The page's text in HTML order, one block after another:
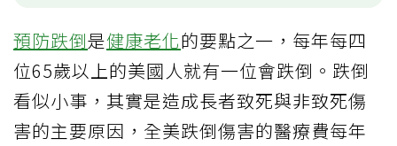
預防跌倒是健康老化的要點之一，每年每四
位65歲以上的美國人就有一位會跌倒。跌倒
看似小事，其實是造成長者致死與非致死傷
害的主要原因，全美跌倒傷害的醫療費每年